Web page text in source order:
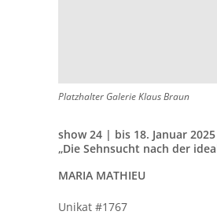
Platzhalter Galerie Klaus Braun
show 24 | bis 18. Januar 2025
„Die Sehnsucht nach der
MARIA MATHIEU
Unikat #1767